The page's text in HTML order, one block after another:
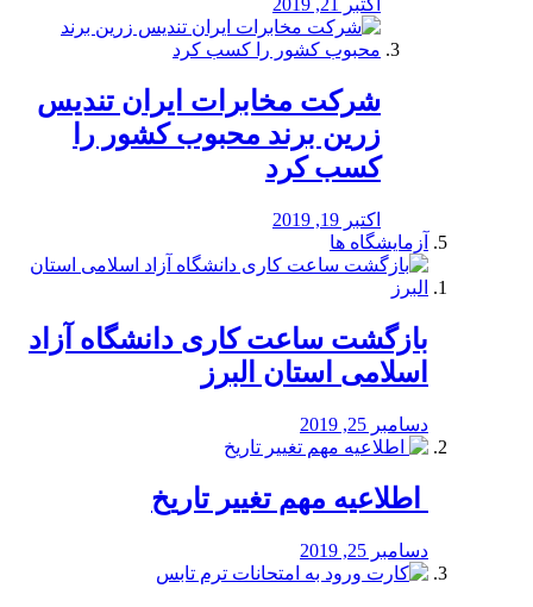
اکتبر 21, 2019
شرکت مخابرات ایران تندیس
زرین برند محبوب کشور را
کسب کرد
اکتبر 19, 2019
آزمایشگاه ها
بازگشت ساعت کاری دانشگاه آزاد
اسلامی استان البرز
دسامبر 25, 2019
️ اطلاعیه مهم تغییر تاریخ
دسامبر 25, 2019